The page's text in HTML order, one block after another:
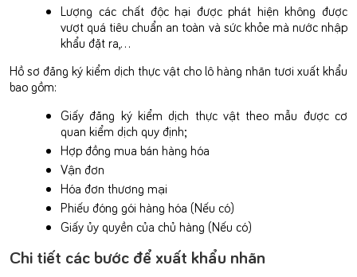
Lượng các chất độc hại được phát hiện không được
vượt quá tiêu chuẩn an toàn và sức khỏe mà nước nhập
khẩu đặt ra,…
Hồ sơ đăng ký kiểm dịch thực vật cho lô hàng nhãn tươi xuất khẩu
bao gồm:
Giấy đăng ký kiểm dịch thực vật theo mẫu được cơ
quan kiểm dịch quy định;
Hợp đồng mua bán hàng hóa
Vận đơn
Hóa đơn thương mại
Phiếu đóng gói hàng hóa (Nếu có)
Giấy ủy quyền của chủ hàng (Nếu có)
Chi tiết các bước để xuất khẩu nhãn